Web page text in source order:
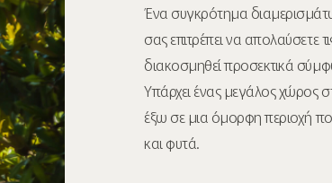
Ένα συγκρότημα
σας επιτρέπει να απολαύσετε
διακοσμηθεί προσεκτικά
Υπάρχει ένας μεγάλος χώρος
έξω σε μια όμορφη περιοχή
και φυτά.